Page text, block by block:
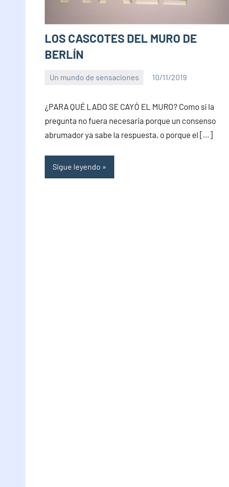
LOS CASCOTES DEL MURO DE
BERLÍN
Un mundo de sensaciones 10/11/2019
comentarios
¿PARA QUÉ LADO SE CAYÓ EL MURO? Como si la
pregunta no fuera necesaria porque un consenso
abrumador ya sabe la respuesta, o porque el […]
Sigue leyendo